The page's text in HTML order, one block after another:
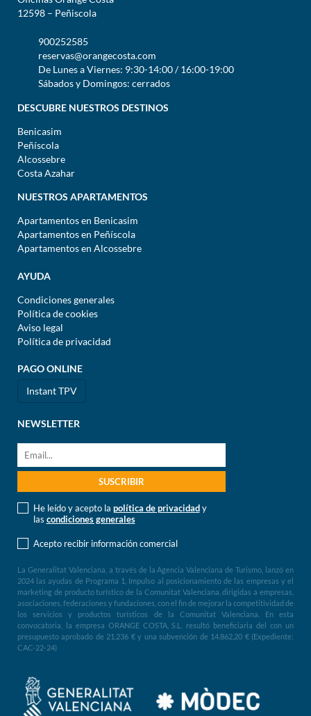
12598 – Peñiscola
900252585
reservas@orangecosta.com
De Lunes a Viernes: 9:30-14:00 / 16:00-19:00
Sábados y Domingos: cerrados
DESCUBRE NUESTROS DESTINOS
Benicasim
Peñíscola
Alcossebre
Costa Azahar
NUESTROS APARTAMENTOS
Apartamentos en Benicasim
Apartamentos en Peñíscola
Apartamentos en Alcossebre
AYUDA
Condiciones generales
Política de cookies
Aviso legal
Política de privacidad
PAGO ONLINE
Instant TPV
NEWSLETTER
He leído y acepto la política de privacidady
las condiciones generales
Acepto recibir información comercial
La Generalitat Valenciana, a través de la Agencia Valenciana de Turismo, lanzó en
2024 las ayudas de Programa 1, Impulso al posicionamiento de las empresas y el
marketing de producto turístico de la Comunitat Valenciana, dirigidas a empresas,
asociaciones, federaciones y fundaciones, con el fin de mejorar la competitividad de
los servicios y productos turísticos de la Comunitat Valenciana. En esta
convocatoria, la empresa ORANGE COSTA, S.L. resultó beneficiaria del con un
presupuesto aprobado de 21.236 € y una subvención de 14.862,20 € (Expediente:
CAC-22-24)